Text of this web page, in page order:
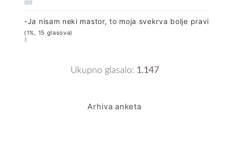
-Ja nisam neki mastor, to moja svekrva bolje pravi
(1%, 15 glasova)
Ukupno glasalo: 1.147
Arhiva anketa